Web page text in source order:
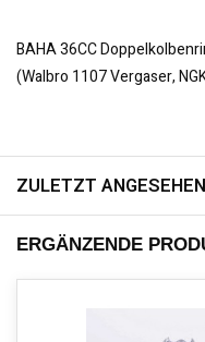
BAHA 36CC
(Walbro 1107 Vergaser,
ZULETZT ANGESEHEN
ERGÄNZENDE